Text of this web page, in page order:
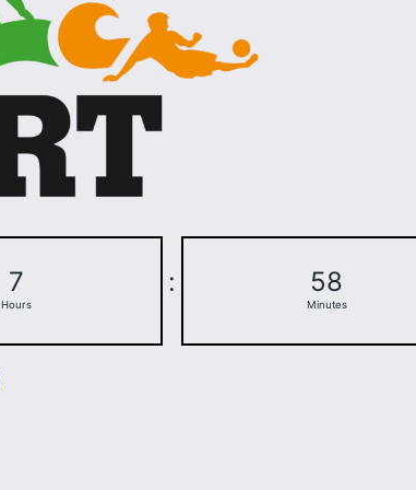
7
Hours
: 58
Minutes